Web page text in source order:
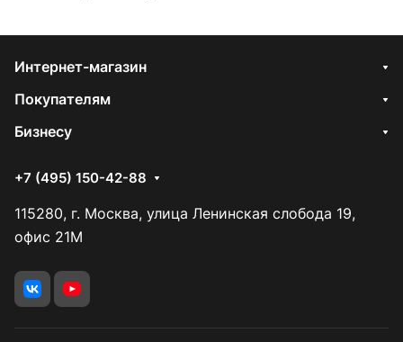
Интернет-магазин
Покупателям
Бизнесу
+7 (495) 150-42-88
115280, г. Москва, улица Ленинская слобода 19,
офис 21М